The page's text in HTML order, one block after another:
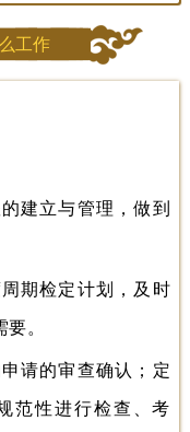
工作
建立与管理，做到
期检定计划，及时
。
请的审查确认；定
范性进行检查、考